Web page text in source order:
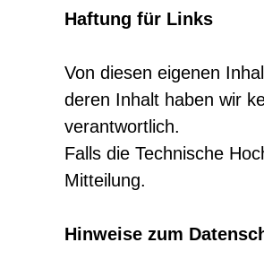
Haftung für Links
Von diesen eigenen
deren Inhalt haben wir
verantwortlich.
Falls die Technische
Mitteilung.
Hinweise zum